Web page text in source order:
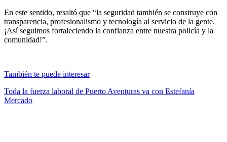
En este sentido, resaltó que “la seguridad también se construye con
transparencia, profesionalismo y tecnología al servicio de la gente.
¡Así seguimos fortaleciendo la confianza entre nuestra policía y la
comunidad!”.
También te puede interesar
Toda la fuerza laboral de Puerto Aventuras va con Estefanía
Mercado